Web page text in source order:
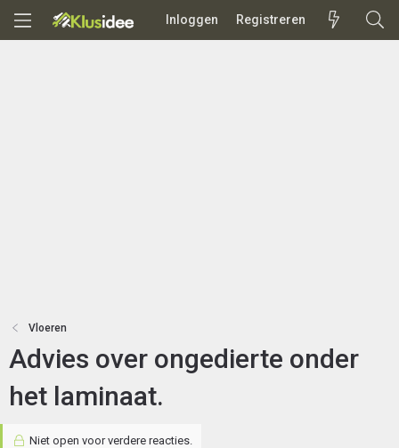
Inloggen Registreren
Vloeren
Advies over ongedierte onder
het laminaat.
Niet open voor verdere reacties.